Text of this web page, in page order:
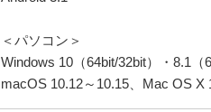
＜パソコン＞
Windows 10（64bit/32bit）・8.1
macOS 10.12～10.15、Mac OS X